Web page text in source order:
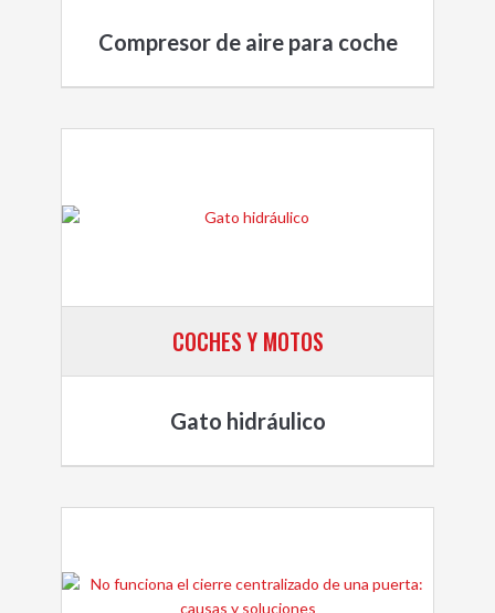
Compresor de aire para coche
COCHES Y MOTOS
Gato hidráulico